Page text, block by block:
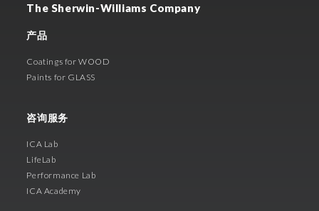
The Sherwin-Williams Company
产品
Coatings for WOOD
Paints for GLASS
咨询服务
ICA Lab
LifeLab
Performance Lab
ICA Academy